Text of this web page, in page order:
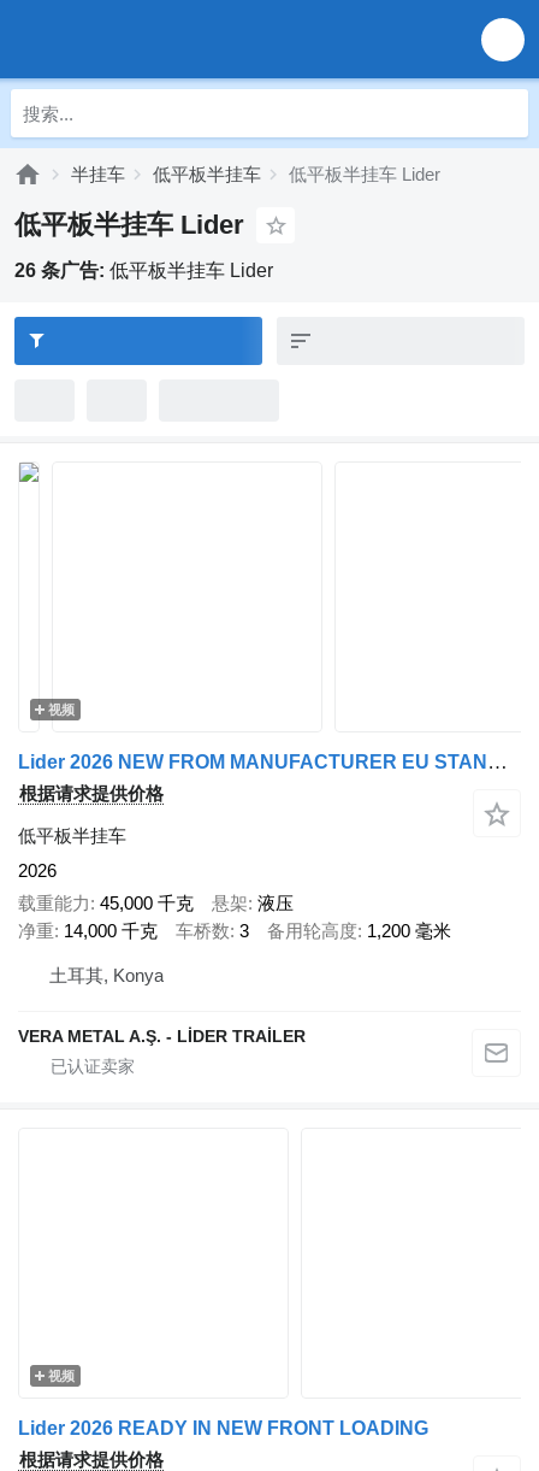
半挂车 低平板半挂车 低平板半挂车 Lider
低平板半挂车 Lider
26 条广告: 低平板半挂车 Lider
视频
Lider 2026 NEW FROM MANUFACTURER EU STANDARDS
根据请求提供价格
低平板半挂车
2026
载重能力 45,000 千克 悬架 液压
净重 14,000 千克 车桥数 3 备用轮高度 1,200 毫米
土耳其, Konya
VERA METAL A.Ş. - LİDER TRAİLER
视频
Lider 2026 READY IN NEW FRONT LOADING
根据请求提供价格